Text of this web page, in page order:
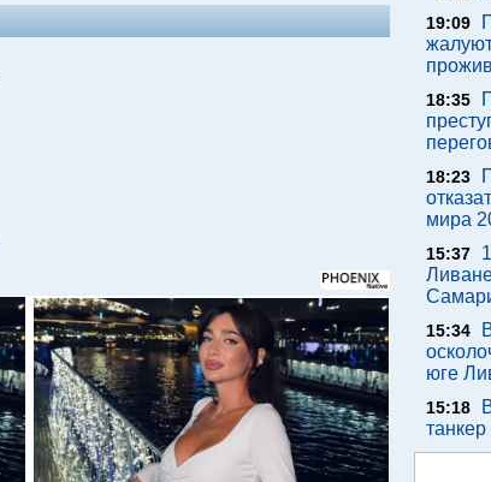
19:09
18:35
18:23
мира
15:37
15:34
юге
15:18